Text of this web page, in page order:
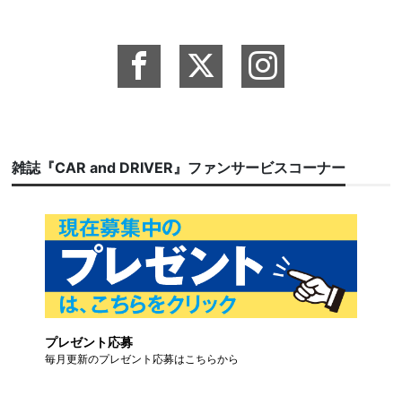
雑誌『CAR and DRIVER』ファンサービスコーナー
プレゼント応募
毎月更新のプレゼント応募はこちらから